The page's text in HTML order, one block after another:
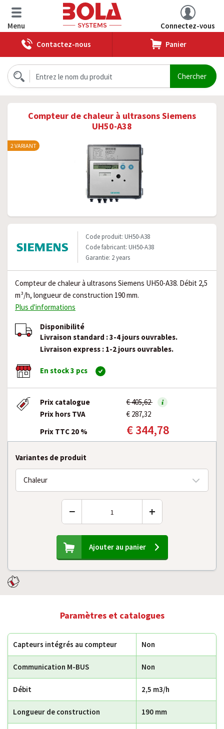
Menu
Connectez-vous
Contactez-nous
Panier
Compteur de chaleur à ultrasons Siemens
UH50-A38
2 VARIANT
Code produit: UH50-A38
Code fabricant: UH50-A38
Garantie: 2 years
Compteur de chaleur à ultrasons Siemens UH50-A38. Débit 2,5
m³/h, longueur de construction 190 mm.
Plus d'informations
Disponibilité
Livraison standard : 3-4 jours ouvrables.
Livraison express : 1-2 jours ouvrables.
En stock 3 pcs
Prix catalogue
€ 405,62
Prix hors TVA
€ 287,32
Prix TTC 20 %
€ 344,78
Variantes de produit
Chaleur
− +
Ajouter au panier
Paramètres et catalogues
Capteurs intégrés au compteur Non
Communication M-BUS Non
Débit 2,5 m3/h
Longueur de construction 190 mm